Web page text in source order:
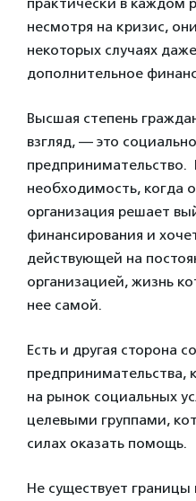
несмотря на кризис,
некоторых случаях
дополнительное
Высшая степень
взгляд, — это
предпринимательство.
необходимость, когда
организация решает
финансирования и
действующей на
организацией, жизнь
нее самой.
Есть и другая сторона
предпринимательства,
на рынок социальных
целевыми группами,
силах оказать помощь.
Не существует